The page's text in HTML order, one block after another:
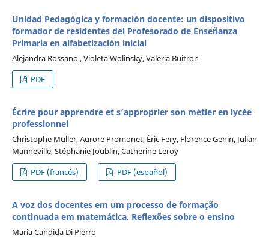
Unidad Pedagógica y formación docente: un dispositivo
formador de residentes del Profesorado de Enseñanza
Primaria en alfabetización inicial
Alejandra Rossano , Violeta Wolinsky, Valeria Buitron
PDF
Écrire pour apprendre et s’approprier son métier en lycée
professionnel
Christophe Muller, Aurore Promonet, Éric Fery, Florence Genin, Julian
Manneville, Stéphanie Joublin, Catherine Leroy
PDF (francés)
PDF (español)
A voz dos docentes em um processo de formação
continuada em matemática. Reflexões sobre o ensino
Maria Candida Di Pierro